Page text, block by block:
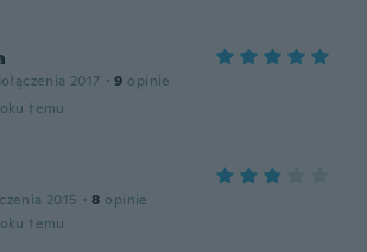
2017 · 9 opinie
temu
2015 · 8 opinie
temu